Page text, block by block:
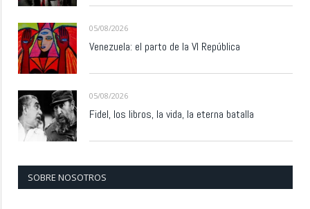
05/08/2026
Venezuela: el parto de la VI República
05/08/2026
Fidel, los libros, la vida, la eterna batalla
SOBRE NOSOTROS